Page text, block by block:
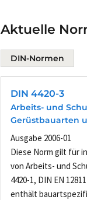
Aktuelle
DIN-Normen
DIN 4420-3
Arbeits- und
Gerüstbauarten
Ausgabe 2006-01
Diese Norm gilt für
von Arbeits- und
4420-1, DIN EN
enthält